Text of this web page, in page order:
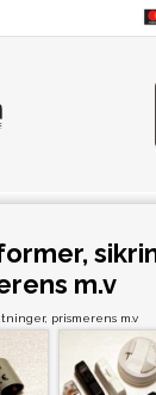
m.v
prismerens m.v